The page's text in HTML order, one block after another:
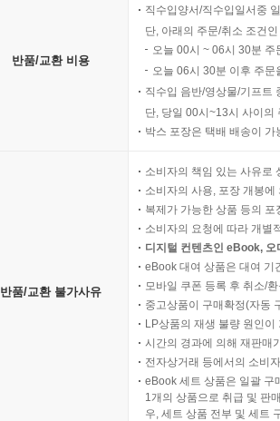
반품/교환 비용
직수입양서/직수입일서중
단, 아래의 주문/취소 조건
오늘 00시 ~ 06시 30분
오늘 06시 30분 이후 주
직수입 음반/영상물/기프트
단, 당일 00시~13시 사이의
박스 포장은 택배 배송이
반품/교환 불가사유
소비자의 책임 있는 사유로
소비자의 사용, 포장 개봉
복제가 가능한 상품 등의
소비자의 요청에 따라 개별
디지털 컨텐츠인 eBook,
eBook 대여 상품은 대여 기
모바일 쿠폰 등록 후 취소/
중고상품이 구매확정(자동
LP상품의 재생 불량 원인
시간의 경과에 의해 재판매
전자상거래 등에서의 소비
eBook 세트 상품은 일괄 구
1개의 상품으로 취급 및 판
우, 세트 상품 전부 및 세트